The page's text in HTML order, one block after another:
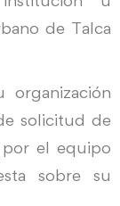
de Talca
solicitud de
por el equipo
sobre su